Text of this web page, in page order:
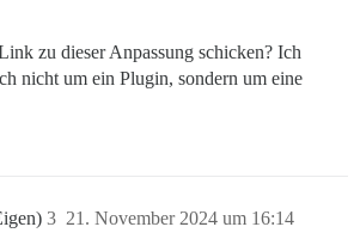
zu dieser Anpassung schicken? Ich
nicht um ein Plugin, sondern um eine
21. November 2024 um 16:14
3